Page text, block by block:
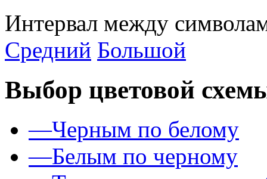
Интервал между
Средний Большой
Выбор цветовой
—Черным по белому
—Белым по черному